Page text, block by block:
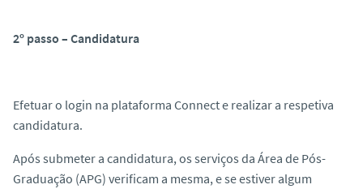
2º passo – Candidatura
Efetuar o login na plataforma Connect e realizar a respetiva
candidatura.
Após submeter a candidatura, os serviços da Área de Pós-
Graduação (APG) verificam a mesma, e se estiver algum